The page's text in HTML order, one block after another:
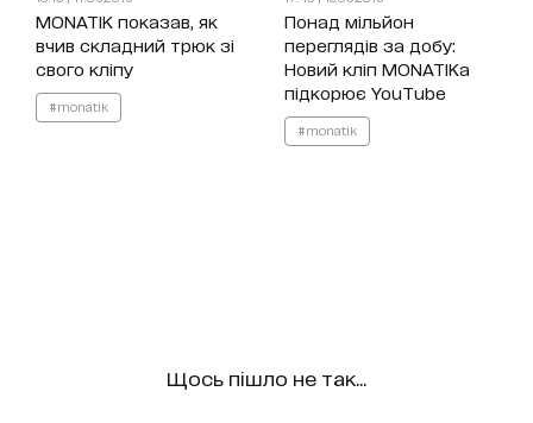
MONATIK показав, як
вчив складний трюк зі
свого кліпу
#monatik
Понад мільйон
переглядів за добу:
Новий кліп MONATIKa
підкорює YouTube
#monatik
Щось пішло не так...